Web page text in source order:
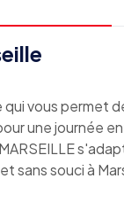
qui vous permet
une journée
sans souci à